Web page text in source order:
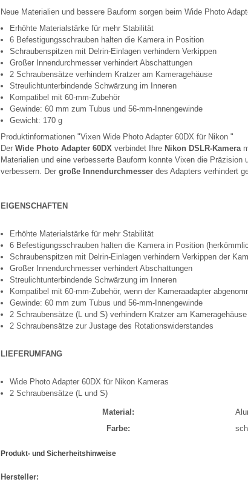
Neue Materialien und bessere Bauform sorgen beim Wide Photo
Erhöhte Materialstärke für mehr Stabilität
6 Befestigungsschrauben halten die Kamera in Position
Schraubenspitzen mit Delrin-Einlagen verhindern Verkippen
Großer Innendurchmesser verhindert Abschattungen
2 Schraubensätze verhindern Kratzer am Kameragehäuse
Streulichtunterbindende Schwärzung im Inneren
Kompatibel mit 60-mm-Zubehör
Gewinde: 60 mm zum Tubus und 56-mm-Innengewinde
Gewicht: 170 g
Produktinformationen "Vixen Wide Photo Adapter 60DX für Nikon "
Der Wide Photo Adapter 60DX verbindet Ihre Nikon DSLR-Kamera
Materialien und eine verbesserte Bauform konnte Vixen die
verbessern. Der große Innendurchmesser des Adapters verhindert
EIGENSCHAFTEN
Erhöhte Materialstärke für mehr Stabilität
6 Befestigungsschrauben halten die Kamera in Position
Schraubenspitzen mit Delrin-Einlagen verhindern Verkippen der
Großer Innendurchmesser verhindert Abschattungen
Streulichtunterbindende Schwärzung im Inneren
Kompatibel mit 60-mm-Zubehör, wenn der Kameraadapter
Gewinde: 60 mm zum Tubus und 56-mm-Innengewinde
2 Schraubensätze (L und S) verhindern Kratzer am Kameragehäuse
2 Schraubensätze zur Justage des Rotationswiderstandes
LIEFERUMFANG
Wide Photo Adapter 60DX für Nikon Kameras
2 Schraubensätze (L und S)
Material:
Farbe:
Produkt- und Sicherheitshinweise
Hersteller: